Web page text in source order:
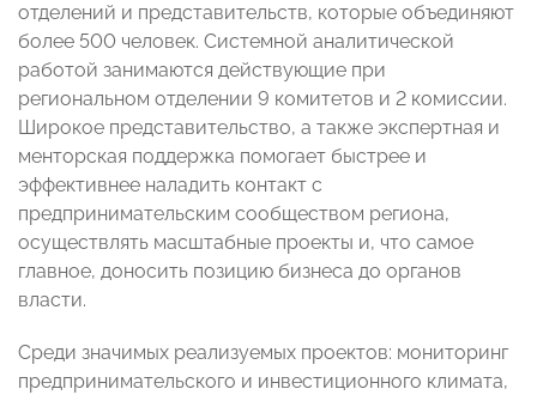
отделений и представительств, которые объединяют
более 500 человек. Системной аналитической
работой занимаются действующие при
региональном отделении 9 комитетов и 2 комиссии.
Широкое представительство, а также экспертная и
менторская поддержка помогает быстрее и
эффективнее наладить контакт с
предпринимательским сообществом региона,
осуществлять масштабные проекты и, что самое
главное, доносить позицию бизнеса до органов
власти.
Среди значимых реализуемых проектов: мониторинг
предпринимательского и инвестиционного климата,